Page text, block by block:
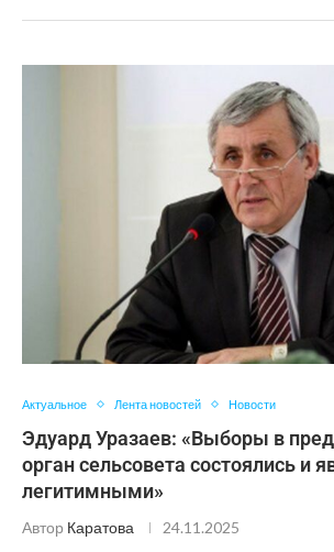
Актуальное Лента новостей Новости
Эдуард Уразаев: «Выборы в
орган сельсовета состоялись и
легитимными»
Автор Каратова 24.11.2025